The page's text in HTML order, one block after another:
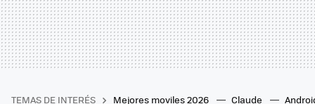
TEMAS DE INTERÉS Mejores moviles 2026 Claude